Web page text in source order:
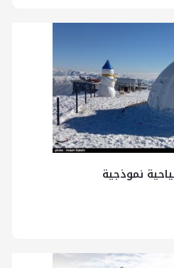
نموذجية